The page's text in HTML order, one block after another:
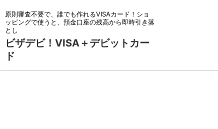
原則審査不要で、誰でも作れるVISAカード！ショ
ッピングで使うと、預金口座の残高から即時引き落
とし
ビザデビ！VISA＋デビットカー
ド